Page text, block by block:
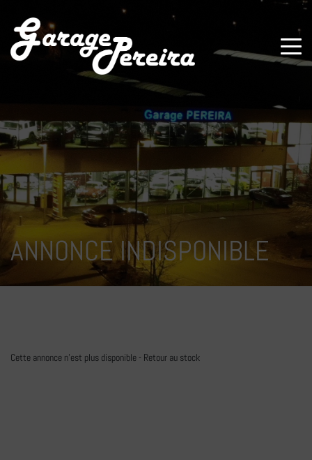
ANNONCE INDISPONIBLE
Cette annonce n'est plus disponible - Retour au stock
Paramètres avancés des cookies